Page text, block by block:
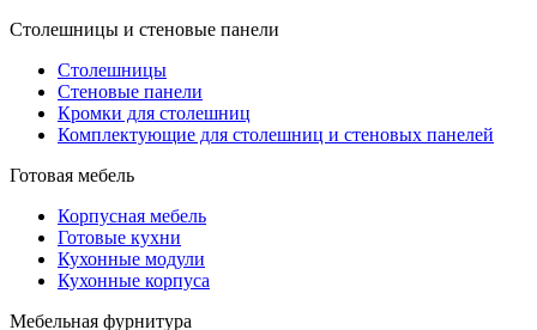
Столешницы и стеновые панели
Столешницы
Стеновые панели
Кромки для столешниц
Комплектующие для столешниц и стеновых панелей
Готовая мебель
Корпусная мебель
Готовые кухни
Кухонные модули
Кухонные корпуса
Мебельная фурнитура